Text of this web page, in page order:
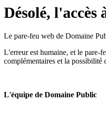
Désolé, l'accès
Le pare-feu web de Domaine
L'erreur est humaine, et le pare-
complémentaires et la possibilité
L'équipe de Domaine Public